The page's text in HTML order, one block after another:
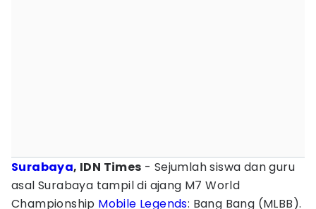
Surabaya, IDN Times - Sejumlah siswa dan guru
asal Surabaya tampil di ajang M7 World
Championship Mobile Legends: Bang Bang (MLBB).